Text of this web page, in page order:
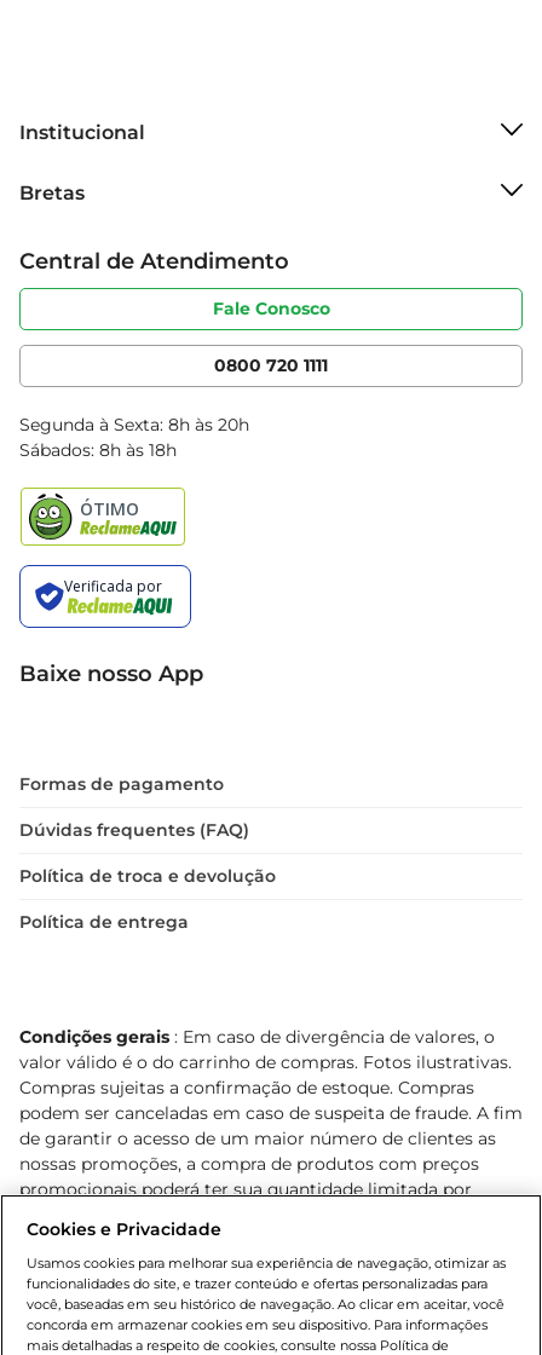
Institucional
Grupo Cencosud
Sobre privacidade
Portal do fornecedor
Cencosud Media
Bretas
Produtos Bretas
Código de ética
Serviços
Clube Bretas
Blog Bretas
Black Friday
Central de Atendimento
Fale Conosco
0800 720 1111
Segunda à Sexta: 8h às 20h
Sábados: 8h às 18h
Baixe nosso App
Formas de pagamento
Dúvidas frequentes (FAQ)
Política de troca e devolução
Política de entrega
Condições gerais : Em caso de divergência de valores, o
valor válido é o do carrinho de compras. Fotos ilustrativas.
Compras sujeitas a confirmação de estoque. Compras
podem ser canceladas em caso de suspeita de fraude. A fim
de garantir o acesso de um maior número de clientes as
nossas promoções, a compra de produtos com preços
promocionais poderá ter sua quantidade limitada por
o e-commerce e válidos durante o dia de hoje, podendo
sofrer alterações sem prévia notificação. Proibida a venda
de bebidas alcoólicas para menores de 18 anos, conforme
Lei n.º 8069/90, art. 81, inciso II (Estatuto da Criança e do
Adolescente). Preços e condições exclusivos para o
Cookies e Privacidade
Usamos cookies para melhorar sua experiência de navegação, otimizar as
funcionalidades do site, e trazer conteúdo e ofertas personalizadas para
você, baseadas em seu histórico de navegação. Ao clicar em aceitar, você
concorda em armazenar cookies em seu dispositivo. Para informações
mais detalhadas a respeito de cookies, consulte nossa Política de